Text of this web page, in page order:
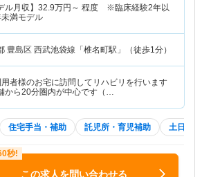
ル月収】 32.9万円～ 程度 ※臨床経験2年以
満モデル
豊島区 西武池袋線「椎名町駅」（徒歩1分）
者様のお宅に訪問してリハビリを行います
から20分圏内が中心です（…
住宅手当・補助 託児所・育児補助 土日祝休
この求人を問い合わせる